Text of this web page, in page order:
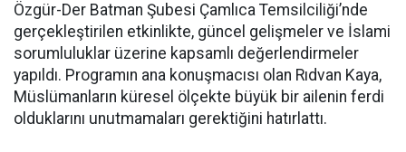
Özgür-Der Batman Şubesi Çamlıca Temsilciliği’nde
gerçekleştirilen etkinlikte, güncel gelişmeler ve İslami
sorumluluklar üzerine kapsamlı değerlendirmeler
yapıldı. Programın ana konuşmacısı olan Rıdvan Kaya,
Müslümanların küresel ölçekte büyük bir ailenin ferdi
olduklarını unutmamaları gerektiğini hatırlattı.